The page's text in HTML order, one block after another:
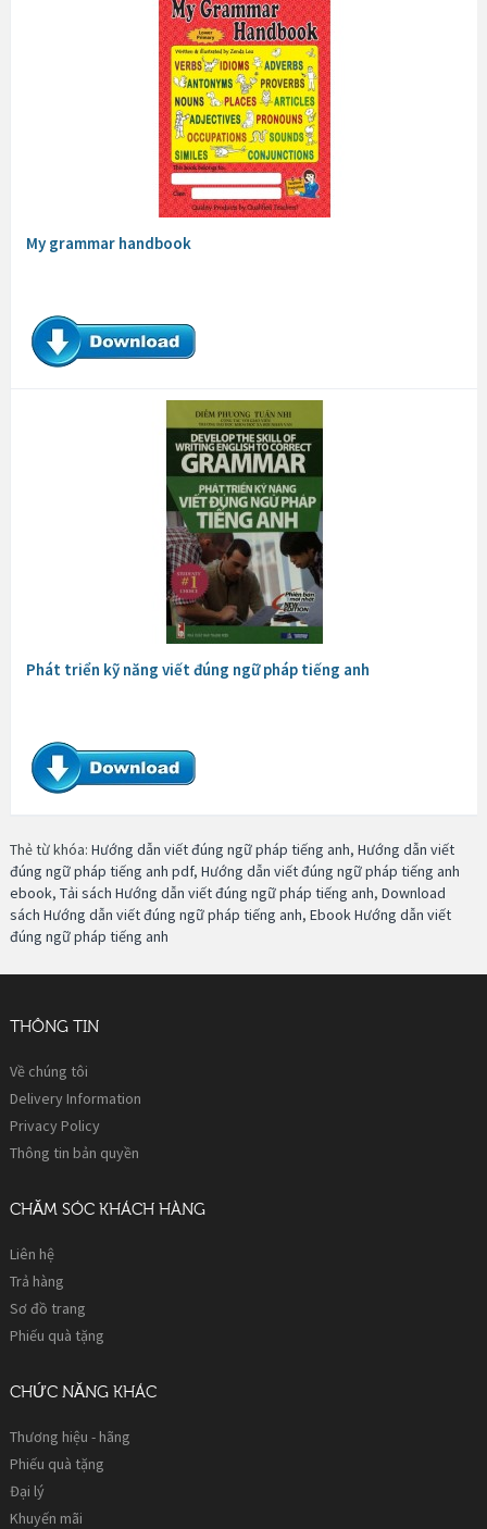
My grammar handbook
Phát triển kỹ năng viết đúng ngữ pháp tiếng anh
Thẻ từ khóa: Hướng dẫn viết đúng ngữ pháp tiếng anh, Hướng dẫn viết
đúng ngữ pháp tiếng anh pdf, Hướng dẫn viết đúng ngữ pháp tiếng anh
ebook, Tải sách Hướng dẫn viết đúng ngữ pháp tiếng anh, Download
sách Hướng dẫn viết đúng ngữ pháp tiếng anh, Ebook Hướng dẫn viết
đúng ngữ pháp tiếng anh
THÔNG TIN
Về chúng tôi
Delivery Information
Privacy Policy
Thông tin bản quyền
CHĂM SÓC KHÁCH HÀNG
Liên hệ
Trả hàng
Sơ đồ trang
Phiếu quà tặng
CHỨC NĂNG KHÁC
Thương hiệu - hãng
Phiếu quà tặng
Đại lý
Khuyến mãi